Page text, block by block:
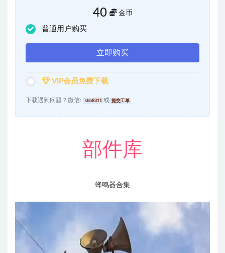
40 金币
普通用户购买
立即购买
VIP会员免费下载
下载遇到问题？微信: shb8311 或 提交工单
部件库
蜂鸣器合集